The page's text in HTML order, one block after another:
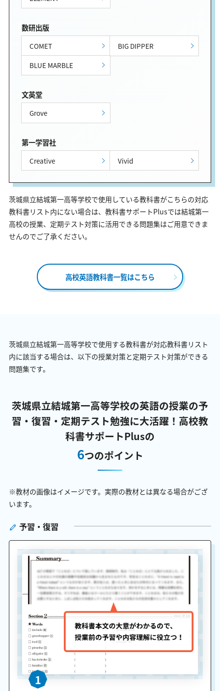
数研出版
COMET
BIG DIPPER
BLUE MARBLE
文英堂
Grove
第一学習社
Creative Vivid
茨城県立結城第一高等学校で使用している教科書がこちらの対応
教科書リスト内にない場合は、教科書サポートPlusでは結城第一
高校の授業、定期テスト対策に活用できる問題集はご用意できま
せんのでご了承ください。
高校英語教科書一覧はこちら
茨城県立結城第一高等学校で使用する教科書が対応教科書リスト
内に該当する場合は、以下の授業対策と定期テスト対策ができる
問題集です。
茨城県立結城第一高等学校の英語の授業の予
習・復習・定期テスト勉強に大活躍！ 高校教
科書サポートPlusの
6つのポイント
※教材の画像はイメージです。実際の教材とは異なる場合がござ
います。
予習・復習
1